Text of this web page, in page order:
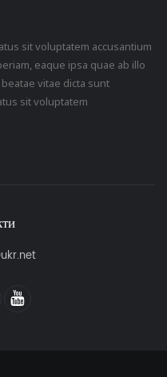
sit voluptatem accusantium
eaque ipsa quae ab illo
vitae dicta sunt
sit voluptatem